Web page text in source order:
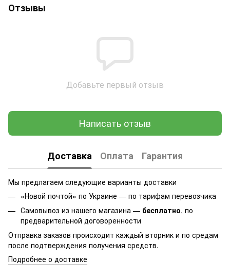
Отзывы
Добавьте первый отзыв
Написать отзыв
Доставка Оплата Гарантия
Мы предлагаем следующие варианты доставки
«Новой почтой» по Украине — по тарифам перевозчика
Самовывоз из нашего магазина — бесплатно, по
предварительной договоренности
Отправка заказов происходит каждый вторник и по средам
после подтверждения получения средств.
Подробнее о доставке